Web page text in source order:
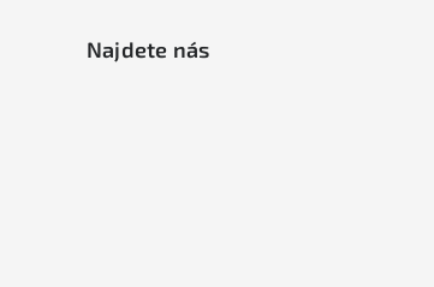
Najdete nás